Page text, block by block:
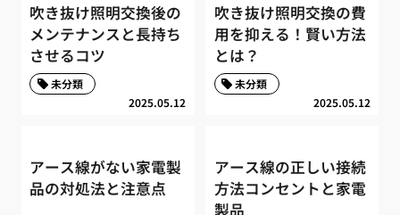
吹き抜け照明交換後の
メンテナンスと長持ち
させるコツ
2025.05.12
未分類
吹き抜け照明交換の費
用を抑える！賢い方法
とは？
2025.05.12
未分類
アース線がない家電製
品の対処法と注意点
アース線の正しい接続
方法コンセントと家電
製品